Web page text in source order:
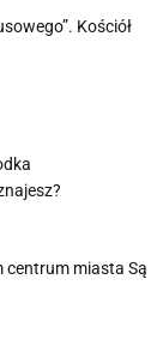
Kościół
centrum miasta Są